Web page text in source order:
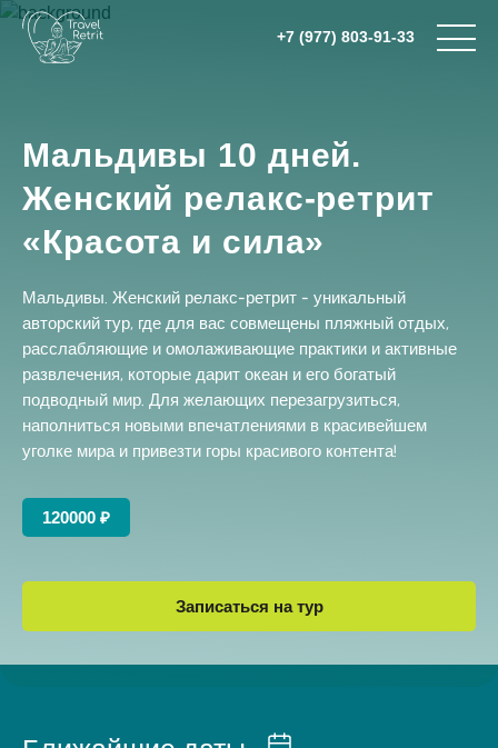
+7 (977) 803-91-33
Мальдивы 10 дней.
Женский релакс-ретрит
«Красота и сила»
Мальдивы. Женский релакс-ретрит - уникальный
авторский тур, где для вас совмещены пляжный отдых,
расслабляющие и омолаживающие практики и активные
развлечения, которые дарит океан и его богатый
подводный мир. Для желающих перезагрузиться,
наполниться новыми впечатлениями в красивейшем
уголке мира и привезти горы красивого контента!
120000 ₽
Записаться на тур